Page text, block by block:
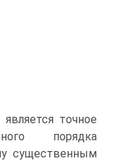
точное
порядка
существенным